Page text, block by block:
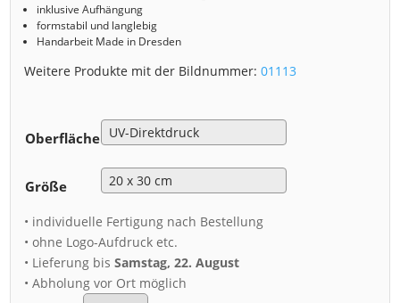
inklusive Aufhängung
formstabil und langlebig
Handarbeit Made in Dresden
Weitere Produkte mit der Bildnummer:01113
Oberfläche
Größe
• individuelle Fertigung nach Bestellung
• ohne Logo-Aufdruck etc.
• Lieferung bisSamstag, 22. August
• Abholung vor Ort möglich